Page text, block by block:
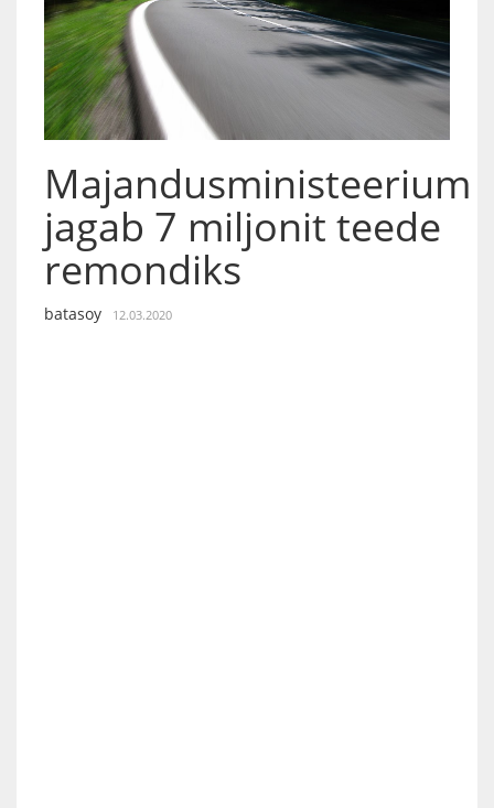
Majandusministeerium
jagab 7 miljonit teede
remondiks
batasoy 12.03.2020